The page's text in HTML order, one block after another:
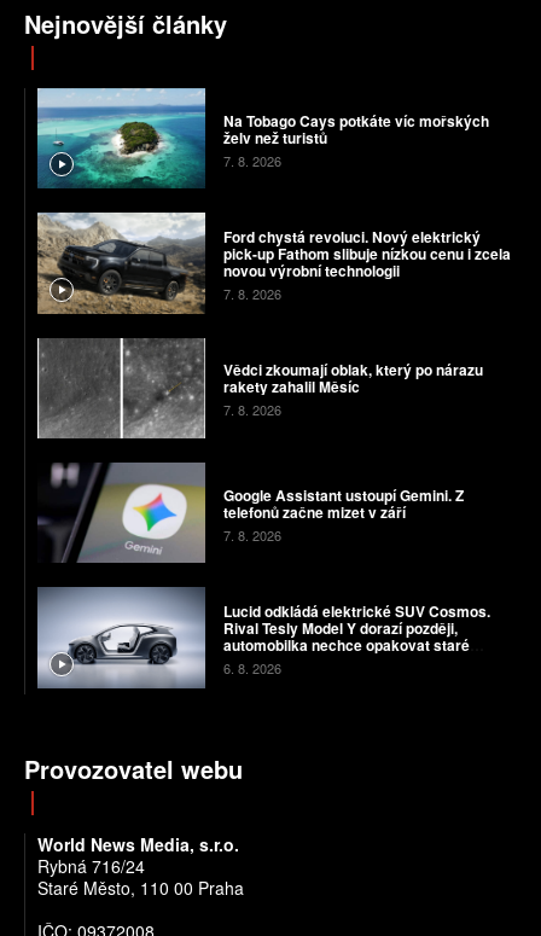
Nejnovější články
Na Tobago Cays potkáte víc mořských
želv než turistů
7. 8. 2026
Ford chystá revoluci. Nový elektrický
pick-up Fathom slibuje nízkou cenu i zcela
novou výrobní technologii
7. 8. 2026
Vědci zkoumají oblak, který po nárazu
rakety zahalil Měsíc
7. 8. 2026
Google Assistant ustoupí Gemini. Z
telefonů začne mizet v září
7. 8. 2026
Lucid odkládá elektrické SUV Cosmos.
Rival Tesly Model Y dorazí později,
automobilka nechce opakovat staré
chyby
6. 8. 2026
Provozovatel webu
World News Media, s.r.o.
Rybná 716/24
Staré Město, 110 00 Praha
IČO: 09372008